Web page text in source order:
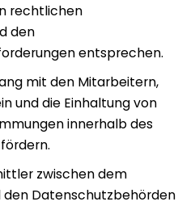
rechtlichen
den
entsprechen.
mit den Mitarbeitern,
und die Einhaltung von
innerhalb des
zwischen dem
Datenschutzbehörden